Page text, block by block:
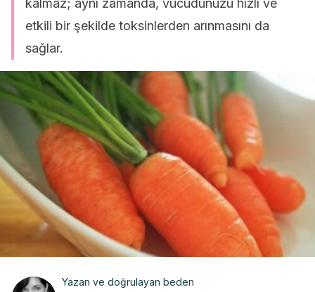
kalmaz; aynı zamanda, vücudunuzu hızlı ve
etkili bir şekilde toksinlerden arınmasını da
sağlar.
Yazan ve doğrulayan beden